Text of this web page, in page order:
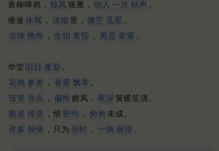
衰柳啼鸦， 惊风 驱雁， 动人 一片 秋声 。
倦途 休驾 ， 淡烟 里， 微茫 见星 。
尘埃 憔悴 ， 生怕 黄昏 ， 离思 牵萦 。
华堂 旧日 逢迎 。
花艳 参差 ， 香雾 飘零 。
弦管 当头 ， 偏怜 娇凤， 夜深 簧暖笙清。
眼波 传意 ，恨 密约 ， 匆匆 未成。
许多 烦恼 ，只为 当时 ， 一饷 留情 。